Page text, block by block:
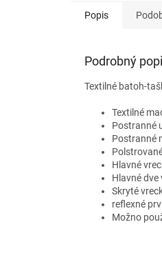
Popis
Podrobný
Textilné batoh-
Textilné
Postranné
Postranné
Hlavné
Hlavné
Skryté
reflexné
Možno